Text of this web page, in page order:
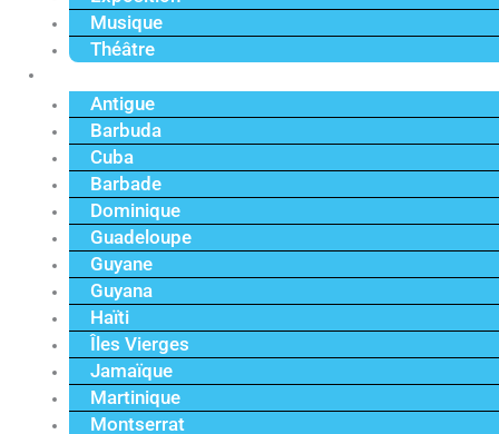
Musique
Théâtre
Antigue
Barbuda
Cuba
Barbade
Dominique
Guadeloupe
Guyane
Guyana
Haïti
Îles Vierges
Jamaïque
Martinique
Montserrat